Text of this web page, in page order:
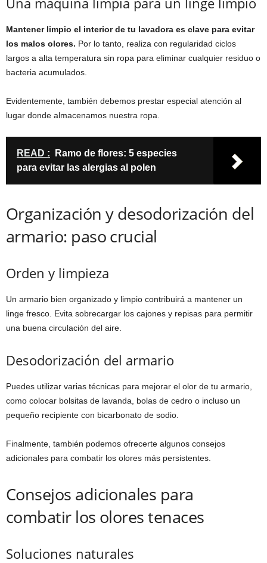
Mantener limpio el interior de tu lavadora es clave para evitar
los malos olores. Por lo tanto, realiza con regularidad ciclos
largos a alta temperatura sin ropa para eliminar cualquier residuo o
bacteria acumulados.
Evidentemente, también debemos prestar especial atención al
lugar donde almacenamos nuestra ropa.
READ :
Ramo de flores: 5 especies
para evitar las alergias al polen
Organización y desodorización del
armario: paso crucial
Orden y limpieza
Un armario bien organizado y limpio contribuirá a mantener un
linge fresco. Evita sobrecargar los cajones y repisas para permitir
una buena circulación del aire.
Desodorización del armario
Puedes utilizar varias técnicas para mejorar el olor de tu armario,
como colocar bolsitas de lavanda, bolas de cedro o incluso un
pequeño recipiente con bicarbonato de sodio.
Finalmente, también podemos ofrecerte algunos consejos
adicionales para combatir los olores más persistentes.
Consejos adicionales para
combatir los olores tenaces
Soluciones naturales